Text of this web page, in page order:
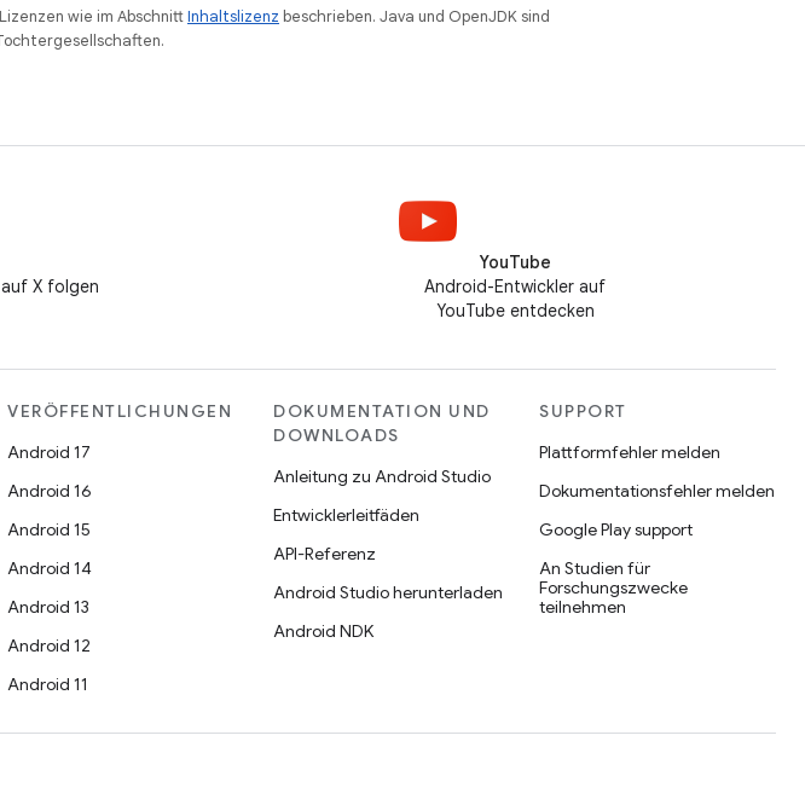
wie im AbschnittInhaltslizenz beschrieben. Java und OpenJDK sind
X folgen
YouTube
Android-Entwickler auf
YouTube entdecken
VERÖFFENTLICHUNGEN
Android 17
Android 16
Android 15
Android 14
Android 13
Android 12
Android 11
DOKUMENTATION UND
DOWNLOADS
Anleitung zu Android Studio
Entwicklerleitfäden
API-Referenz
Android Studio herunterladen
Android NDK
SUPPORT
Plattformfehler melden
Dokumentationsfehler melden
Google Play support
An Studien für
Forschungszwecke
teilnehmen